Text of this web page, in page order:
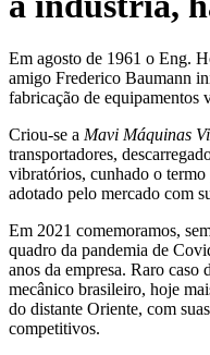
Em agosto de 1961 o Eng.
amigo Frederico Baumann
fabricação de equipamentos
Criou-se a Mavi Máquinas
transportadores,
vibratórios, cunhado o
adotado pelo mercado com
Em 2021 comemoramos,
quadro da pandemia de
anos da empresa. Raro
mecânico brasileiro, hoje
do distante Oriente, com
competitivos.